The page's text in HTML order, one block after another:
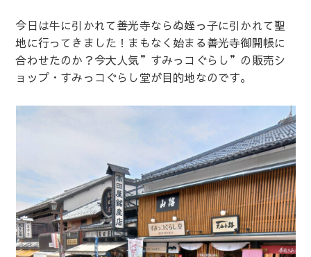
今日は牛に引かれて善光寺ならぬ姪っ子に引かれて聖
地に行ってきました！まもなく始まる善光寺御開帳に
合わせたのか？今大人気”すみっコぐらし”の販売シ
ョップ・すみっコぐらし堂が目的地なのです。